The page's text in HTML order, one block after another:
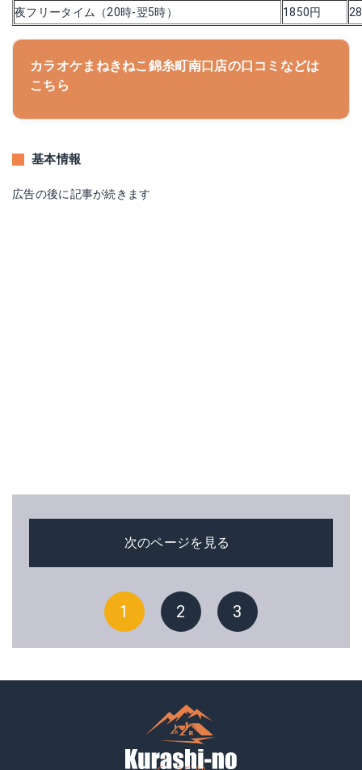
夜フリータイム（20時-翌5時）
1850円
カラオケまねきねこ錦糸町南口店の口コミなどは
こちら
基本情報
広告の後に記事が続きます
次のページを見る
1 2 3